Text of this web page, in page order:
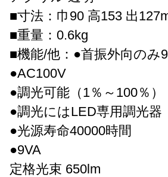
■寸法：巾90 高153 出
■重量：0.6kg
■機能/他：●首振外向のみ
●AC100V
●調光可能（1％～100％）
●調光にはLED専用調光
●光源寿命40000時間
●9VA
定格光束 650lm